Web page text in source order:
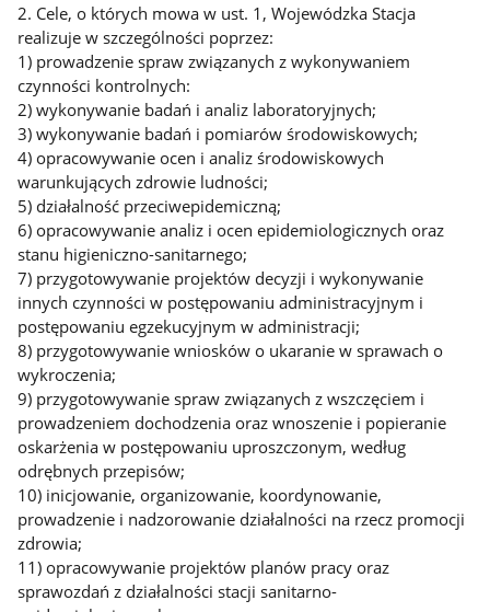
2. Cele, o których mowa w ust. 1, Wojewódzka Stacja
realizuje w szczególności poprzez:
1) prowadzenie spraw związanych z wykonywaniem
czynności kontrolnych:
2) wykonywanie badań i analiz laboratoryjnych;
3) wykonywanie badań i pomiarów środowiskowych;
4) opracowywanie ocen i analiz środowiskowych
warunkujących zdrowie ludności;
5) działalność przeciwepidemiczną;
6) opracowywanie analiz i ocen epidemiologicznych oraz
stanu higieniczno-sanitarnego;
7) przygotowywanie projektów decyzji i wykonywanie
innych czynności w postępowaniu administracyjnym i
postępowaniu egzekucyjnym w administracji;
8) przygotowywanie wniosków o ukaranie w sprawach o
wykroczenia;
9) przygotowywanie spraw związanych z wszczęciem i
prowadzeniem dochodzenia oraz wnoszenie i popieranie
oskarżenia w postępowaniu uproszczonym, według
odrębnych przepisów;
10) inicjowanie, organizowanie, koordynowanie,
prowadzenie i nadzorowanie działalności na rzecz promocji
zdrowia;
11) opracowywanie projektów planów pracy oraz
sprawozdań z działalności stacji sanitarno-